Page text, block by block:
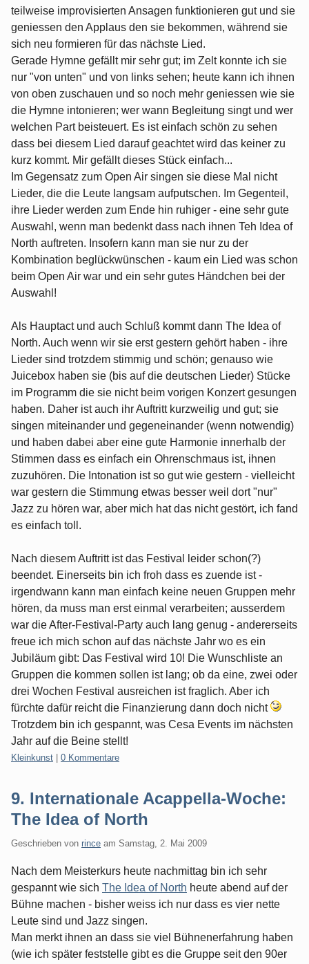
teilweise improvisierten Ansagen funktionieren gut und sie
geniessen den Applaus den sie bekommen, während sie
sich neu formieren für das nächste Lied.
Gerade Hymne gefällt mir sehr gut; im Zelt konnte ich sie
nur "von unten" und von links sehen; heute kann ich ihnen
von oben zuschauen und so noch mehr geniessen wie sie
die Hymne intonieren; wer wann Begleitung singt und wer
welchen Part beisteuert. Es ist einfach schön zu sehen
dass bei diesem Lied darauf geachtet wird das keiner zu
kurz kommt. Mir gefällt dieses Stück einfach...
Im Gegensatz zum Open Air singen sie diese Mal nicht
Lieder, die die Leute langsam aufputschen. Im Gegenteil,
ihre Lieder werden zum Ende hin ruhiger - eine sehr gute
Auswahl, wenn man bedenkt dass nach ihnen Teh Idea of
North auftreten. Insofern kann man sie nur zu der
Kombination beglückwünschen - kaum ein Lied was schon
beim Open Air war und ein sehr gutes Händchen bei der
Auswahl!
Als Hauptact und auch Schluß kommt dann The Idea of
North. Auch wenn wir sie erst gestern gehört haben - ihre
Lieder sind trotzdem stimmig und schön; genauso wie
Juicebox haben sie (bis auf die deutschen Lieder) Stücke
im Programm die sie nicht beim vorigen Konzert gesungen
haben. Daher ist auch ihr Auftritt kurzweilig und gut; sie
singen miteinander und gegeneinander (wenn notwendig)
und haben dabei aber eine gute Harmonie innerhalb der
Stimmen dass es einfach ein Ohrenschmaus ist, ihnen
zuzuhören. Die Intonation ist so gut wie gestern - vielleicht
war gestern die Stimmung etwas besser weil dort "nur"
Jazz zu hören war, aber mich hat das nicht gestört, ich fand
es einfach toll.
Nach diesem Auftritt ist das Festival leider schon(?)
beendet. Einerseits bin ich froh dass es zuende ist -
irgendwann kann man einfach keine neuen Gruppen mehr
hören, da muss man erst einmal verarbeiten; ausserdem
war die After-Festival-Party auch lang genug - andererseits
freue ich mich schon auf das nächste Jahr wo es ein
Jubiläum gibt: Das Festival wird 10! Die Wunschliste an
Gruppen die kommen sollen ist lang; ob da eine, zwei oder
drei Wochen Festival ausreichen ist fraglich. Aber ich
fürchte dafür reicht die Finanzierung dann doch nicht
Trotzdem bin ich gespannt, was Cesa Events im nächsten
Jahr auf die Beine stellt!
Kategorien:
Kleinkunst 0 Kommentare
9. Internationale Acappella-Woche:
The Idea of North
Geschrieben von rince am Samstag, 2. Mai 2009
Nach dem Meisterkurs heute nachmittag bin ich sehr
gespannt wie sich The Idea of North heute abend auf der
Bühne machen - bisher weiss ich nur dass es vier nette
Leute sind und Jazz singen.
Man merkt ihnen an dass sie viel Bühnenerfahrung haben
(wie ich später feststelle gibt es die Gruppe seit den 90er